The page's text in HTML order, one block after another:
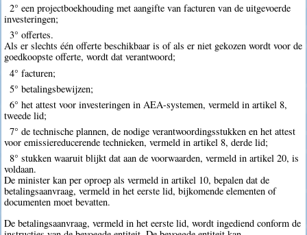
2° een projectboekhouding met aangifte van facturen van de uitgevoerde
investeringen;
3° offertes.
Als er slechts één offerte beschikbaar is of als er niet gekozen wordt voor de
goedkoopste offerte, wordt dat verantwoord;
4° facturen;
5° betalingsbewijzen;
6° het attest voor investeringen in AEA-systemen, vermeld in artikel 8,
tweede lid;
7° de technische plannen, de nodige verantwoordingsstukken en het attest
voor emissiereducerende technieken, vermeld in artikel 8, derde lid;
8° stukken waaruit blijkt dat aan de voorwaarden, vermeld in artikel 20, is
voldaan.
De minister kan per oproep als vermeld in artikel 10, bepalen dat de
betalingsaanvraag, vermeld in het eerste lid, bijkomende elementen of
documenten moet bevatten.
De betalingsaanvraag, vermeld in het eerste lid, wordt ingediend conform de